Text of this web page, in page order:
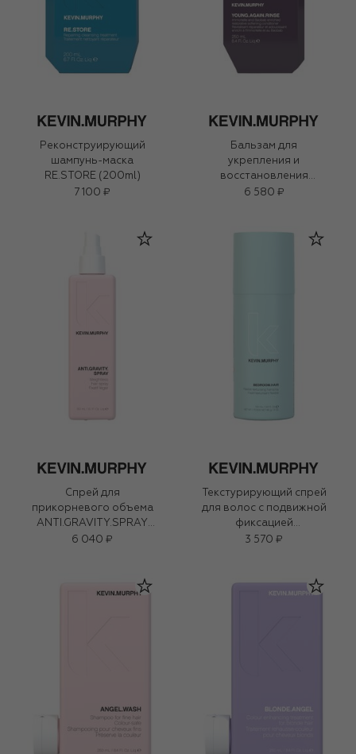
Реконструирующий
шампунь-маска
RE.STORE (200ml)
7 100 ₽
Бальзам для
укрепления и
восстановления
длинных волос
6 580 ₽
Спрей для
прикорневого объема
ANTI.GRAVITY.SPRAY
(150ml)
6 040 ₽
Текстурирующий спрей
для волос с подвижной
фиксацией
BEDROOM.HAIR (100ml)
3 570 ₽